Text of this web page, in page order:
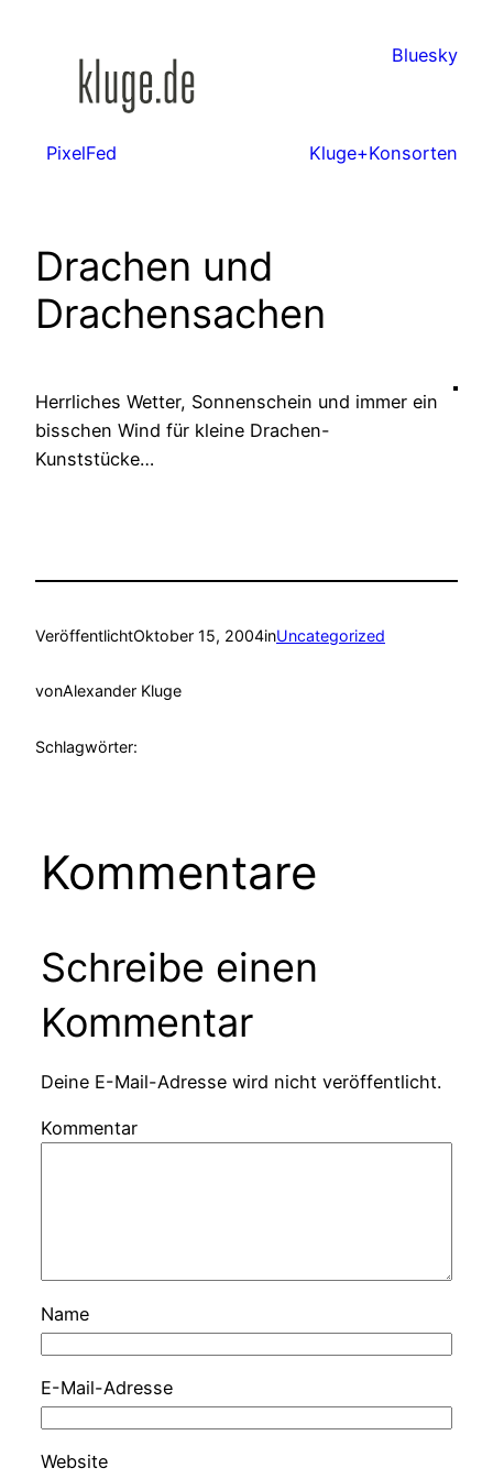
Bluesky
PixelFed Kluge+Konsorten
Drachen und
Drachensachen
Herrliches Wetter, Sonnenschein und immer ein
bisschen Wind für kleine Drachen-
Kunststücke…
VeröffentlichtOktober 15, 2004inUncategorized
vonAlexander Kluge
Schlagwörter:
Kommentare
Schreibe einen
Kommentar
Deine E-Mail-Adresse wird nicht veröffentlicht.
Kommentar
Name
E-Mail-Adresse
Website